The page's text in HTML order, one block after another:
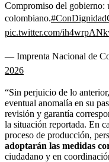
Compromiso del gobierno:
colombiano.
pic.twitter.com/
— Imprenta Nacional de
2026
“Sin perjuicio de lo
eventual anomalía en su
revisión y garantía
la situación reportada. En
proceso de producción,
adoptarán las medidas
ciudadano y en